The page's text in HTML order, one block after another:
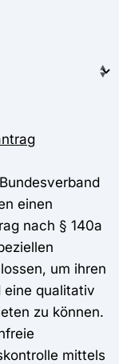
einen
nach § 140a
um ihren
eine qualitativ
zu können.
mittels